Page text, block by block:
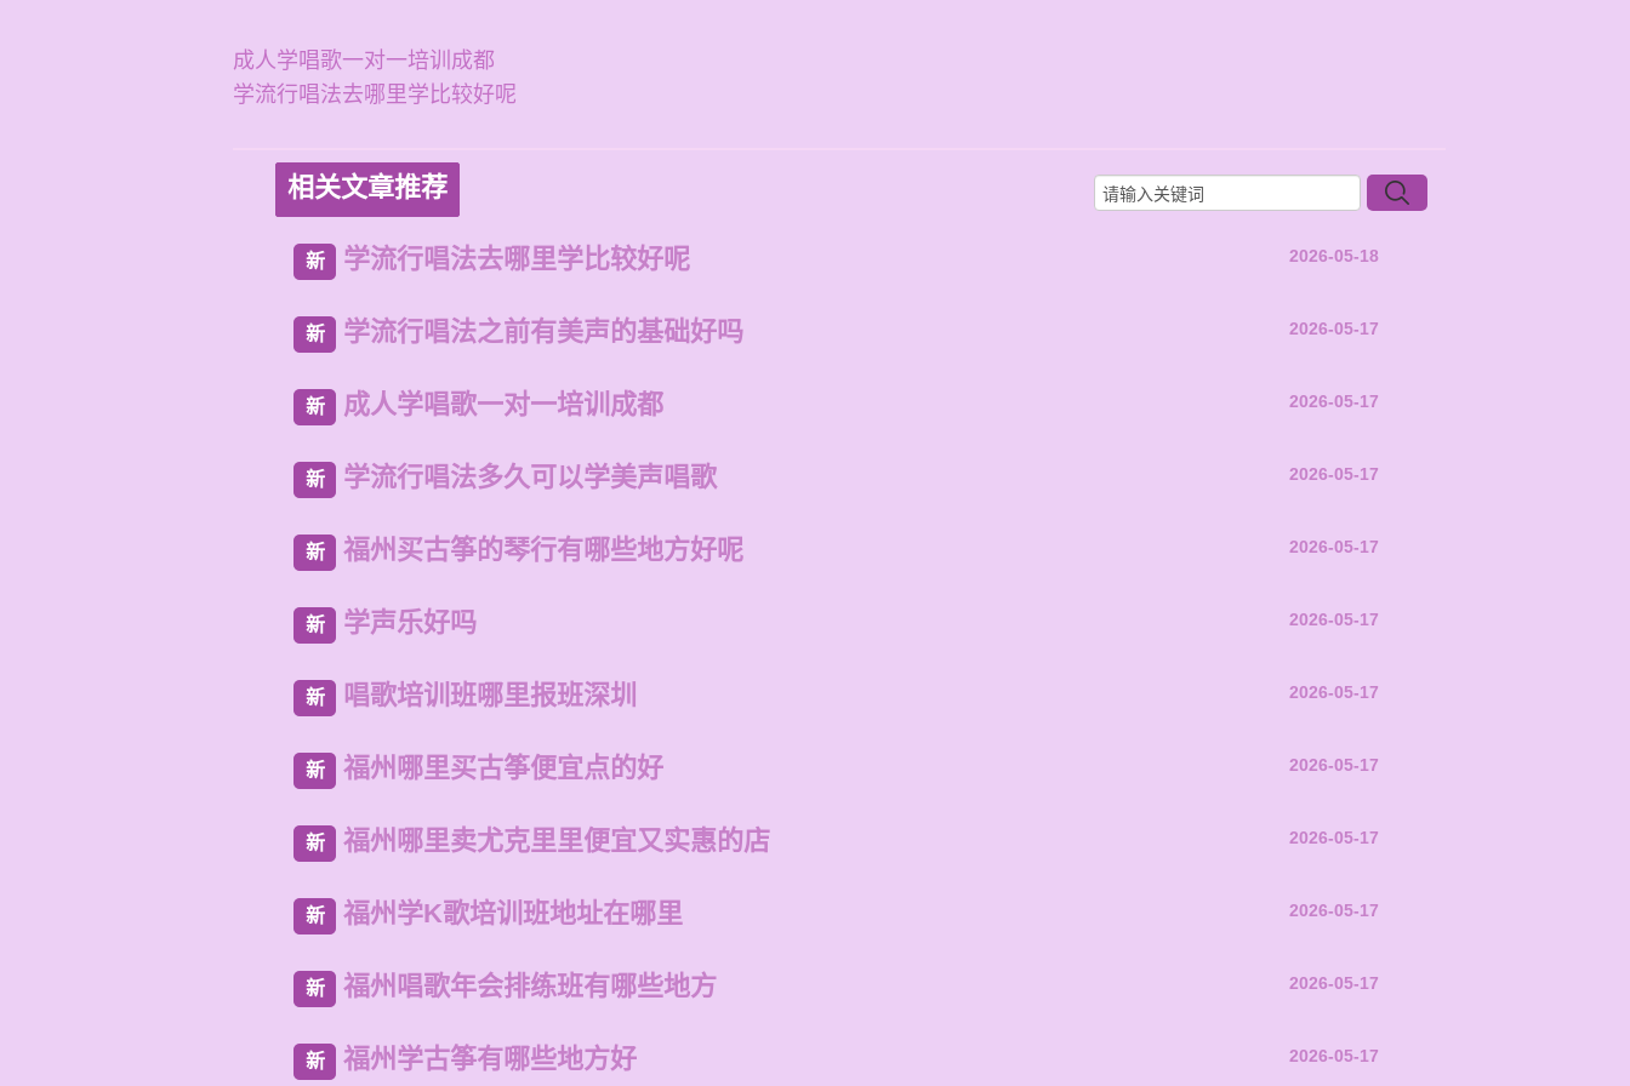
成人学唱歌一对一培训成都
学流行唱法去哪里学比较好呢
相关文章推荐
新 学流行唱法去哪里学比较好呢 2026-05-18
新 学流行唱法之前有美声的基础好吗 2026-05-17
新 成人学唱歌一对一培训成都 2026-05-17
新 学流行唱法多久可以学美声唱歌 2026-05-17
新 福州买古筝的琴行有哪些地方好呢 2026-05-17
新 学声乐好吗 2026-05-17
新 唱歌培训班哪里报班深圳 2026-05-17
新 福州哪里买古筝便宜点的好 2026-05-17
新 福州哪里卖尤克里里便宜又实惠的店 2026-05-17
新 福州学K歌培训班地址在哪里 2026-05-17
新 福州唱歌年会排练班有哪些地方 2026-05-17
新 福州学古筝有哪些地方好 2026-05-17